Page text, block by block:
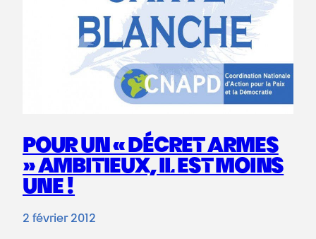
POUR UN « DÉCRET ARMES
» AMBITIEUX, IL EST MOINS
UNE !
2 février 2012